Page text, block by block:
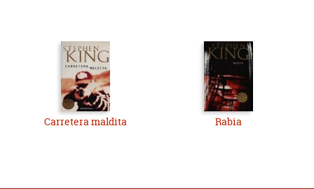
Carretera maldita Rabia